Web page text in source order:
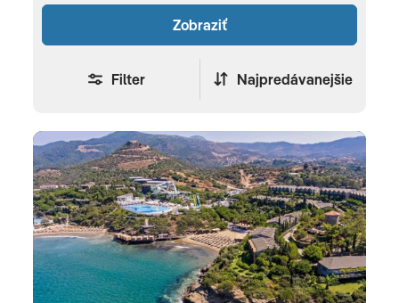
plážam, priezračnému moru a výbornej
gastronómii. Krajina, ktorú si bohovia vybrali za
svoje sídlo, však ponúka omnoho viac – krásnu,
drsnú prírodu aj na pevnine, množstvo ostrovov
a ostrovčekov, fascinujúce starobylé monumenty,
ponuke nájdete dovolenky na tieto ostrovy: Kréta,
Rodos, Zakyntos, Thassos a Chalkidiki. Chorvátsko
milujú turisti pre romantické zálivy obmývajúce
členité pobrežie, nad ktorým sa vypínajú starobylé
kamenné mestečká s čarovnými uličkami,
množstvo väčších ostrovov a maličkých
ostrovčekov s jedinečnými zákutiami nedotknutej
Zobraziť
Filter Najpredávanejšie